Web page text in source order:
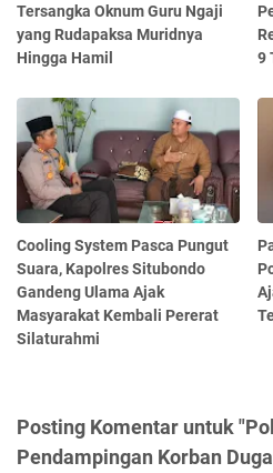
Tersangka Oknum Guru Ngaji
yang Rudapaksa Muridnya
Hingga Hamil
9
Cooling System Pasca Pungut
Suara, Kapolres Situbondo
Gandeng Ulama Ajak
Masyarakat Kembali Pererat
Silaturahmi
Posting Komentar untuk
Pendampingan Korban